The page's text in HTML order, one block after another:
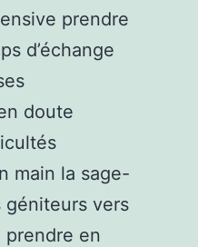
prendre
d’échange
doute
main la sage-
vers
prendre en